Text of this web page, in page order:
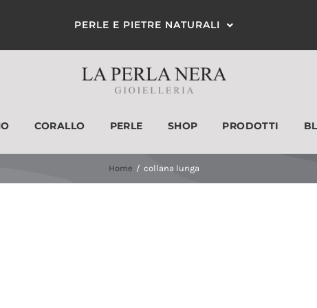
PERLE E PIETRE NATURALI
CORALLO PERLE SHOP PRODOTTI
ORECCHINI
Home collana lunga